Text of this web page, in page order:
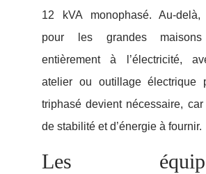
12 kVA monophasé. Au-delà,
pour les grandes maisons
entièrement à l’électricité,
atelier ou outillage électrique
triphasé devient nécessaire,
de stabilité et d’énergie à fournir.
Les